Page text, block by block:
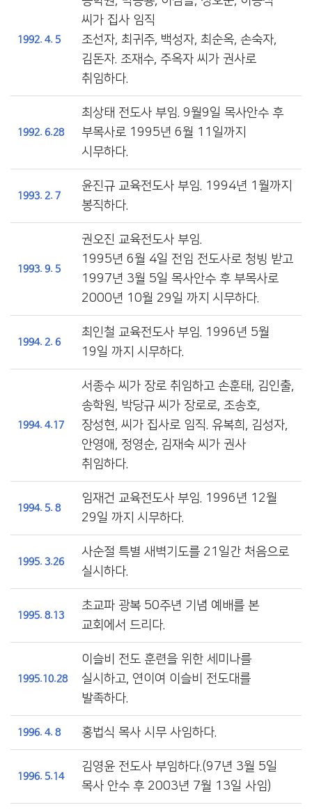
1992. 4. 5
씨가 집사 임직
조선자, 최귀주, 백성자, 최순옥, 손숙자,
김돈자. 조재수, 주옥자 씨가 권사로
취임하다.
1992. 6.28
최상태 전도사 부임. 9월9일 목사안수 후
부목사로 1995년 6월 11일까지
시무하다.
1993. 2. 7
윤진규 교육전도사 부임. 1994년 1월까지
봉직하다.
1993. 9. 5
권오진 교육전도사 부임.
1995년 6월 4일 전임 전도사로 청빙 받고
1997년 3월 5일 목사안수 후 부목사로
2000년 10월 29일 까지 시무하다.
1994. 2. 6
최인철 교육전도사 부임. 1996년 5월
19일 까지 시무하다.
1994. 4.17
서종수 씨가 장로 취임하고 손훈태, 김인출,
송학원, 박당규 씨가 장로로, 조송호,
장성현, 씨가 집사로 임직. 유복희, 김성자,
안영애, 정영순, 김재숙 씨가 권사
취임하다.
1994. 5. 8
임재건 교육전도사 부임. 1996년 12월
29일 까지 시무하다.
1995. 3.26
사순절 특별 새벽기도를 21일간 처음으로
실시하다.
1995. 8.13
초교파 광복 50주년 기념 예배를 본
교회에서 드리다.
1995.10.28
이슬비 전도 훈련을 위한 세미나를
실시하고, 연이여 이슬비 전도대를
발족하다.
1996. 4. 8 홍법식 목사 시무 사임하다.
1996. 5.14
김영윤 전도사 부임하다.(97년 3월 5일
목사 안수 후 2003년 7월 13일 사임)